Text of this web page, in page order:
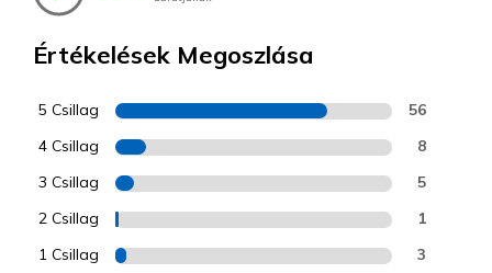
Értékelések Megoszlása
5 Csillag 56
4 Csillag 8
3 Csillag 5
2 Csillag 1
1 Csillag 3